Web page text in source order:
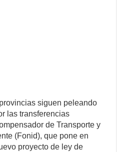
siguen peleando
las transferencias
de Transporte y
(Fonid), que pone en
proyecto de ley de